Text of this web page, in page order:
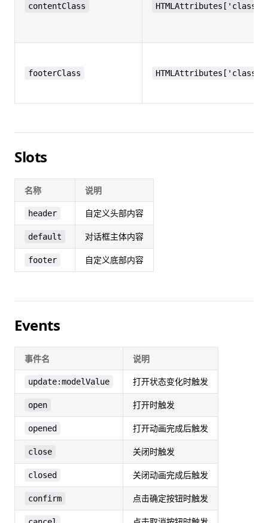
contentClass HTMLAttributes['class']
footerClass HTMLAttributes['class']
Slots
名称 说明
header 自定义头部内容
default 对话框主体内容
footer 自定义底部内容
Events
事件名 说明
update:modelValue 打开状态变化时触发
open 打开时触发
opened 打开动画完成后触发
close 关闭时触发
closed 关闭动画完成后触发
confirm 点击确定按钮时触发